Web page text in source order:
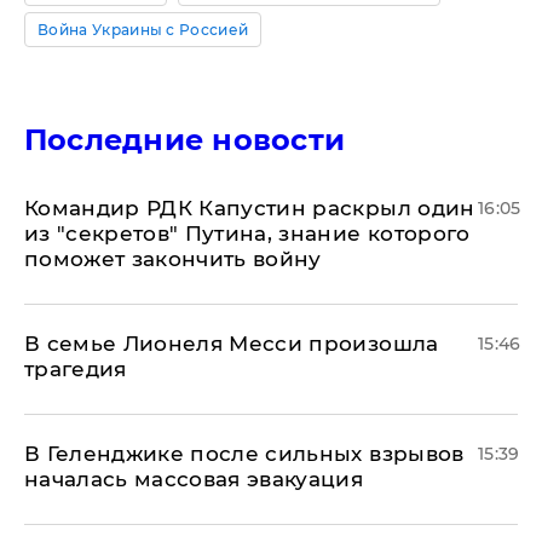
Война Украины с Россией
Последние новости
Командир РДК Капустин раскрыл один
из "секретов" Путина, знание которого
поможет закончить войну
16:05
В семье Лионеля Месси произошла
трагедия
15:46
В Геленджике после сильных взрывов
началась массовая эвакуация
15:39